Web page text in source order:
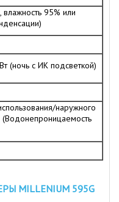
влажность 95% или
(ночь с ИК подсветкой)
наружного
(Водонепроницаемость
MILLENIUM 595G